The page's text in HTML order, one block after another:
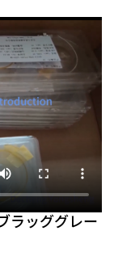
ラッググレー